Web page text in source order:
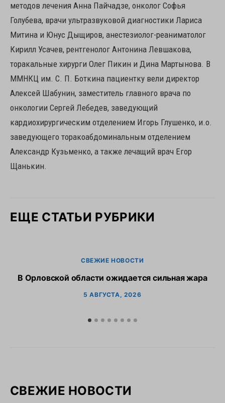
методов лечения Анна Пайчадзе, онколог Софья
Голубева, врачи ультразвуковой диагностики Лариса
Митина и Юнус Дыщиров, анестезиолог-реаниматолог
Кирилл Усачев, рентгенолог Антонина Левшакова,
торакальные хирурги Олег Пикин и Дина Мартынова. В
ММНКЦ им. С. П. Боткина пациентку вели директор
Алексей Шабунин, заместитель главного врача по
онкологии Сергей Лебедев, заведующий
кардиохирургическим отделением Игорь Глушенко, и.о.
заведующего торакоабдоминальным отделением
Александр Кузьменко, а также лечащий врач Егор
Щанькин.
ЕЩЕ СТАТЬИ РУБРИКИ
СВЕЖИЕ НОВОСТИ
В Орловской области ожидается сильная жара
5 АВГУСТА, 2026
СВЕЖИЕ НОВОСТИ